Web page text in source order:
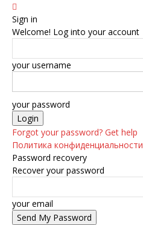
Sign in
Welcome! Log into your account
your username
your password
Forgot your password? Get help
Политика конфиденциальности
Password recovery
Recover your password
your email